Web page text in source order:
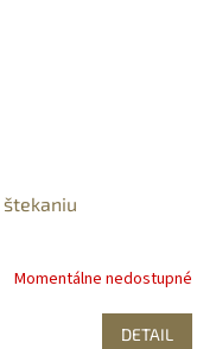
Momentálne nedostupné
DETAIL